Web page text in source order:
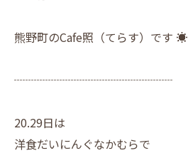
熊野町のCafe照（てらす）です ☀︎
┈┈┈┈┈┈┈┈┈┈┈┈┈┈
20.29日は
洋食だいにんぐなかむらで